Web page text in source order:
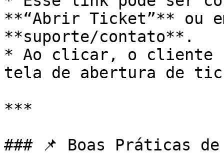
**“Abrir Ticket”** ou
**suporte/contato**.
* Ao clicar, o cliente
tela de abertura de
***
### 📌 Boas Práticas de